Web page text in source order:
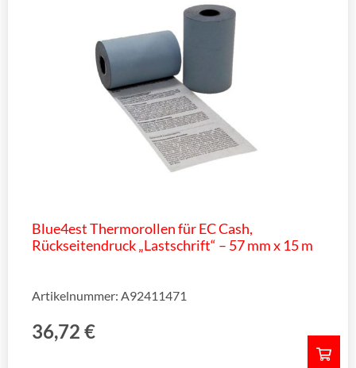
Blue4est Thermorollen für EC Cash,
Rückseitendruck „Lastschrift“ – 57 mm x 15 m
36,72 €
Artikelnummer: A92411471